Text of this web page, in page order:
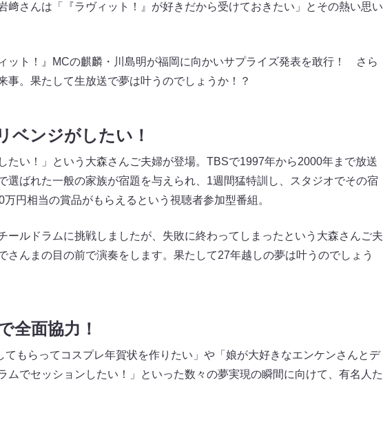
﨑さんは「『ラヴィット！』が好きだから受けておきたい」とその熱い思い
ット！』MCの麒麟・川島明が福岡に向かいサプライズ発表を敢行！ さら
事。果たして生放送で夢は叶うのでしょうか！？
ベンジがしたい！
たい！」という大森さんご夫婦が登場。TBSで1997年から2000年まで放送
選ばれた一般の家族が宿題を与えられ、1週間猛特訓し、スタジオでその宿
円相当の賞品がもらえるという視聴者参加型番組。
ールドラムに挑戦しましたが、失敗に終わってしまったという大森さんご夫
んまの目の前で演奏をします。果たして27年越しの夢は叶うのでしょう
全面協力！
もらってコスプレ年賀状を作りたい」や「娘が大好きなエンケンさんとデ
ムでセッションしたい！」といった数々の夢実現の瞬間に向けて、有名人た